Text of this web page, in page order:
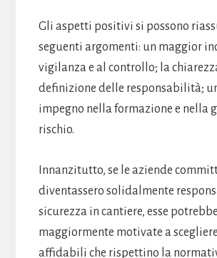
Gli aspetti positivi si possono
seguenti argomenti: un maggior
vigilanza e al controllo; la
definizione delle responsabilità;
impegno nella formazione e nella
rischio.
Innanzitutto, se le aziende
diventassero solidalmente
sicurezza in cantiere, esse
maggiormente motivate a
affidabili che rispettino la